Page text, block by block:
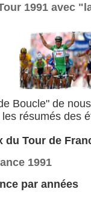
1991avec
Boucle" de
les résumés des
du Tour de
1991
par années